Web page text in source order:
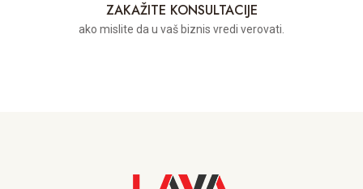
ZAKAŽITE KONSULTACIJE
ako mislite da u vaš biznis vredi verovati.